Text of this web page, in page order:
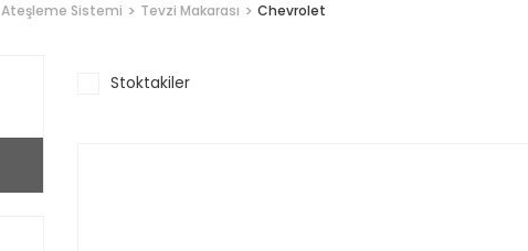
Ateşleme Sistemi Tevzi Makarası Chevrolet
Stoktakiler